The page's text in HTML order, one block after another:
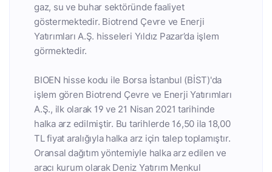
gaz, su ve buhar sektöründe faaliyet
göstermektedir. Biotrend Çevre ve Enerji
Yatırımları A.Ş. hisseleri Yıldız Pazar’da işlem
görmektedir.
BIOEN hisse kodu ile Borsa İstanbul (BİST)'da
işlem gören Biotrend Çevre ve Enerji Yatırımları
A.Ş., ilk olarak 19 ve 21 Nisan 2021 tarihinde
halka arz edilmiştir. Bu tarihlerde 16,50 ila 18,00
TL fiyat aralığıyla halka arz için talep toplamıştır.
Oransal dağıtım yöntemiyle halka arz edilen ve
aracı kurum olarak Deniz Yatırım Menkul